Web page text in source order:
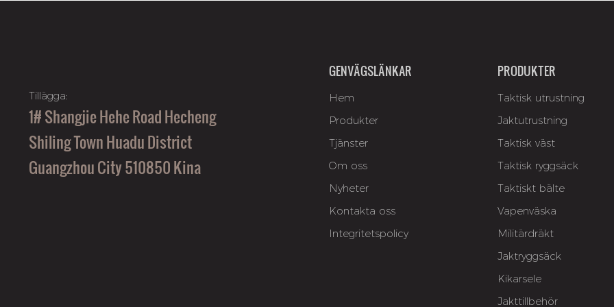
Tillägga:
1# Shangjie Hehe Road Hecheng
Shiling Town Huadu District
Guangzhou City 510850 Kina
GENVÄGSLÄNKAR
Hem
Produkter
Tjänster
Om oss
Nyheter
Kontakta oss
Integritetspolicy
PRODUKTER
Taktisk utrustning
Jaktutrustning
Taktisk väst
Taktisk ryggsäck
Taktiskt bälte
Vapenväska
Militärdräkt
Jaktryggsäck
Kikarsele
Jakttillbehör